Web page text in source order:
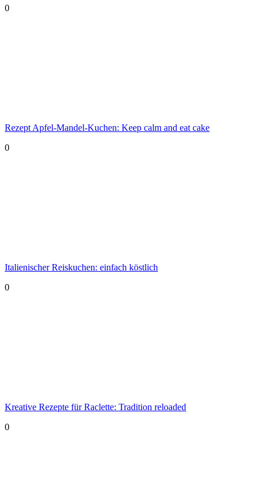
0
Rezept Apfel-Mandel-Kuchen: Keep calm and eat cake
0
Italienischer Reiskuchen: einfach köstlich
0
Kreative Rezepte für Raclette: Tradition reloaded
0